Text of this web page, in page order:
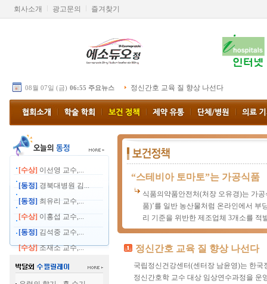
회사소개 광고문의 즐겨찾기
08월 07일 (금) 06:55 주요뉴스 정신간호 교육 질 향상 나선다
[수상] 이선영 교수,...
[동정] 경북대병원 김...
[동정] 최유리 교수,...
[수상] 이홍섭 교수,...
[동정] 김석중 교수,...
[수상]조재소 교수,...
“스테비아 토마토”는 가공식품
식품의약품안전처(처장 오유경)는 가
품)’를 일반 농산물처럼 온라인에서 부
리 기준을 위반한 제조업체 3개소를 적
정신간호 교육 질 향상 나선다
국립정신건강센터(센터장 남윤영)는 한
정신간호학 교수 대상 임상연수과정을 운